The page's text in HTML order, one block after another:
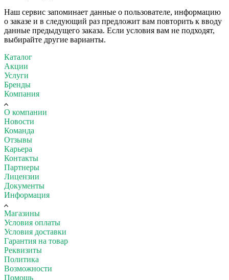
Наш сервис запоминает данные о пользователе, информацию
о заказе и в следующий раз предложит вам повторить к вводу
данные предыдущего заказа. Если условия вам не подходят,
выбирайте другие варианты.
Каталог
Акции
Услуги
Бренды
Компания
О компании
Новости
Команда
Отзывы
Карьера
Контакты
Партнеры
Лицензии
Документы
Информация
Магазины
Условия оплаты
Условия доставки
Гарантия на товар
Реквизиты
Политика
Возможности
Помощь